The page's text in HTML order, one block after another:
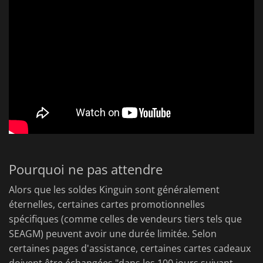
Pourquoi ne pas attendre
Alors que les soldes Kinguin sont généralement
éternelles, certaines cartes promotionnelles
spécifiques (comme celles de vendeurs tiers tels que
SEAGM) peuvent avoir une durée limitée. Selon
certaines pages d'assistance, certaines cartes cadeaux